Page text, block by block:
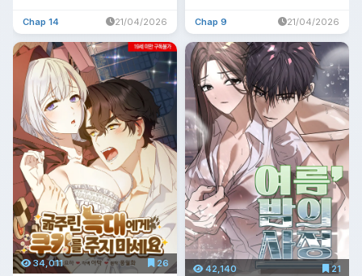
Chap 14 21/04/2026 Chap 9 21/04/2026
34,011 26 42,140 21